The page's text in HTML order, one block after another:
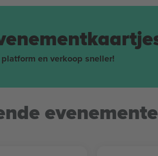
en verkoop sneller!